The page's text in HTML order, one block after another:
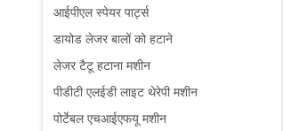
आईपीएल स्पेयर पार्ट्स
डायोड लेजर बालों को हटाने
लेजर टैटू हटाना मशीन
पीडीटी एलईडी लाइट थेरेपी मशीन
पोर्टेबल एचआईएफयू मशीन